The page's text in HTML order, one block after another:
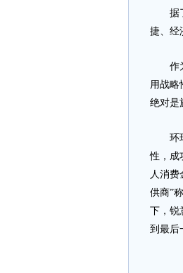
据了
捷、经
作为
用战略
绝对是
环球
性，成
人消费
供商”
下，锐
到最后